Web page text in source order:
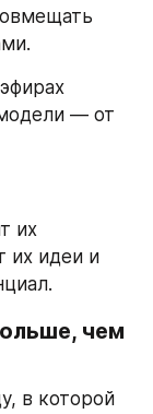
— от
их
их идеи и
чем
в которой